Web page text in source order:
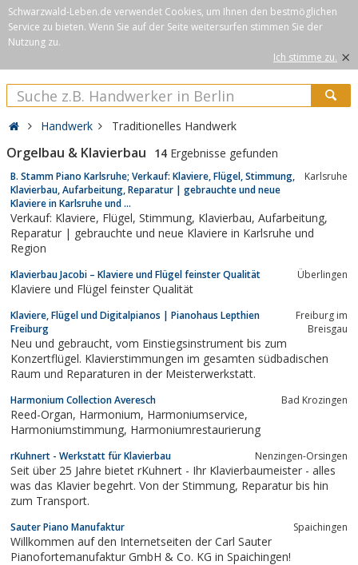
Schwarzwald-Leben.de verwendet Cookies, um Ihnen den bestmöglichen
Service zu bieten. Wenn Sie auf der Seite weitersurfen stimmen Sie der
Nutzung zu.
Ich stimme zu. ×
Handwerk Traditionelles Handwerk
Orgelbau & Klavierbau 14 Ergebnisse gefunden
B. Stamm Piano Karlsruhe; Verkauf: Klaviere, Flügel, Stimmung,
Klavierbau, Aufarbeitung, Reparatur | gebrauchte und neue
Klaviere in Karlsruhe und ...
Karlsruhe
Verkauf: Klaviere, Flügel, Stimmung, Klavierbau, Aufarbeitung,
Reparatur | gebrauchte und neue Klaviere in Karlsruhe und
Region
Klavierbau Jacobi – Klaviere und Flügel feinster Qualität Überlingen
Klaviere und Flügel feinster Qualität
Klaviere, Flügel und Digitalpianos | Pianohaus Lepthien
Freiburg
Freiburg im
Breisgau
Neu und gebraucht, vom Einstiegsinstrument bis zum
Konzertflügel. Klavierstimmungen im gesamten südbadischen
Raum und Reparaturen in der Meisterwerkstatt.
Harmonium Collection Averesch Bad Krozingen
Reed-Organ, Harmonium, Harmoniumservice,
Harmoniumstimmung, Harmoniumrestaurierung
rKuhnert - Werkstatt für Klavierbau Nenzingen-Orsingen
Seit über 25 Jahre bietet rKuhnert - Ihr Klavierbaumeister - alles
was das Klavier begehrt. Von der Stimmung, Reparatur bis hin
zum Transport.
Sauter Piano Manufaktur Spaichingen
Willkommen auf den Internetseiten der Carl Sauter
Pianofortemanufaktur GmbH & Co. KG in Spaichingen!